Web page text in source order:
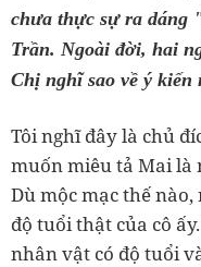
chưa thực sự ra dáng
Trần. Ngoài đời, hai
Chị nghĩ sao về ý kiến
Tôi nghĩ đây là chủ
muốn miêu tả Mai là
Dù mộc mạc thế
độ tuổi thật của cô
nhân vật có độ tuổi